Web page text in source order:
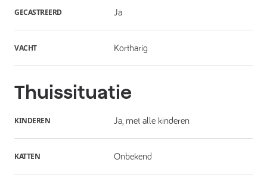
GECASTREERD Ja
VACHT Kortharig
Thuissituatie
KINDEREN Ja, met alle kinderen
KATTEN Onbekend